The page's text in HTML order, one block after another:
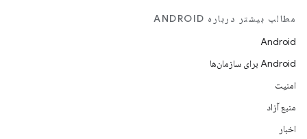
مطالب بیشتر درباره ANDROID
Android
Android برای سازمان‌ها
امنیت
منبع آزاد
اخبار